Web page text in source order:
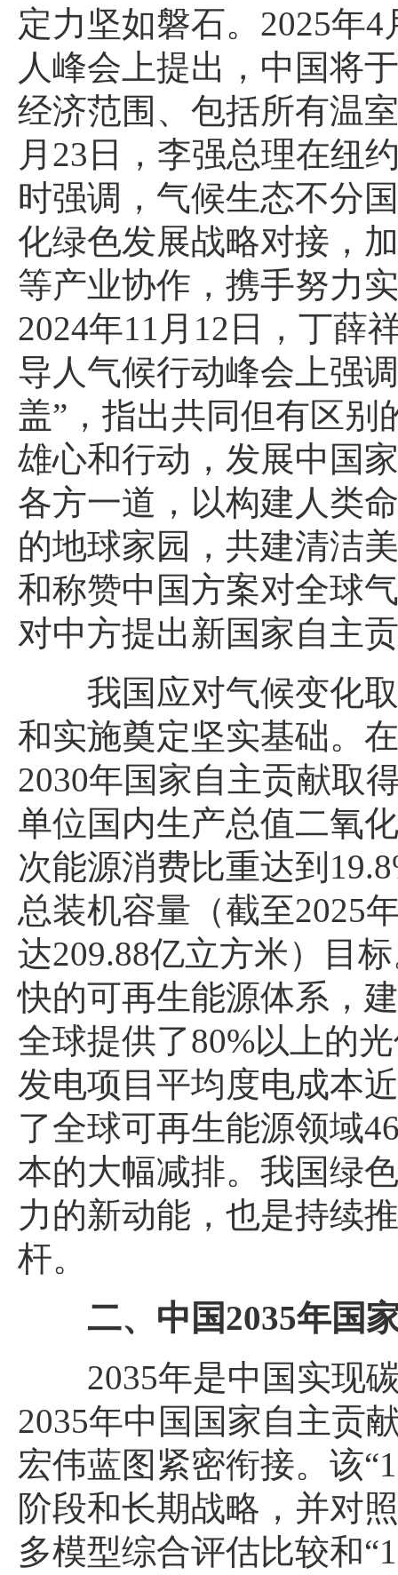
定力坚如磐石。2025年
人峰会上提出，中国将
经济范围、包括所有温
月23日，李强总理在纽
时强调，气候生态不分
化绿色发展战略对接，
等产业协作，携手努力
2024年11月12日，丁薛
导人气候行动峰会上强
盖”，指出共同但有区
雄心和行动，发展中国
各方一道，以构建人类
的地球家园，共建清洁
和称赞中国方案对全球
对中方提出新国家自主
我国应对气候变化
和实施奠定坚实基础。
2030年国家自主贡献取
单位国内生产总值二氧
次能源消费比重达到
总装机容量（截至2025
达209.88亿立方米）目
快的可再生能源体系，
全球提供了80%以上的
发电项目平均度电成本
了全球可再生能源领域
本的大幅减排。我国绿
力的新动能，也是持续
杆。
二、中国2035年国
2035年是中国实现
2035年中国国家自主贡
宏伟蓝图紧密衔接。该
阶段和长期战略，并对
多模型综合评估比较和